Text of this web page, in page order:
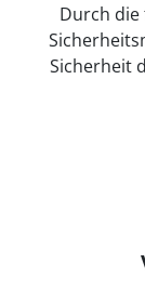
Durch
Sicherheit